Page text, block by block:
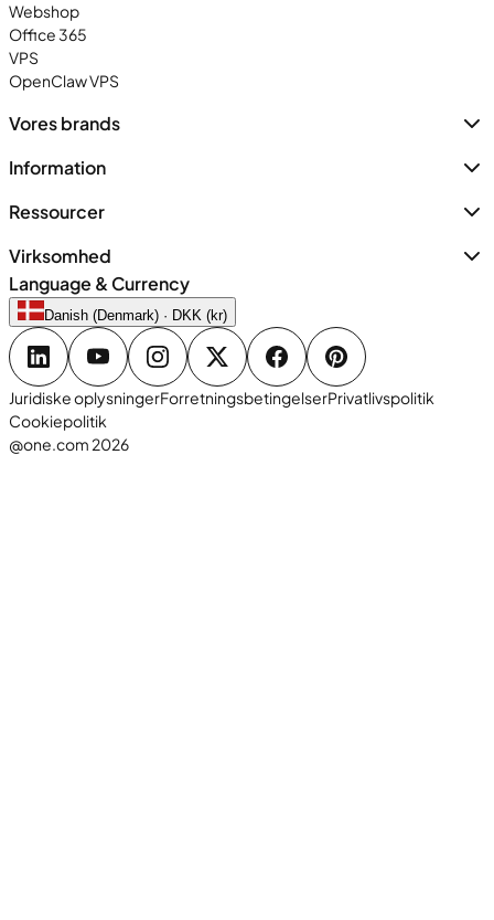
Webshop
Office 365
VPS
OpenClaw VPS
Vores brands
Information
Ressourcer
Virksomhed
Language & Currency
Danish (Denmark) · DKK (kr)
Juridiske oplysningerForretningsbetingelserPrivatlivspolitik
Cookiepolitik
@one.com 2026